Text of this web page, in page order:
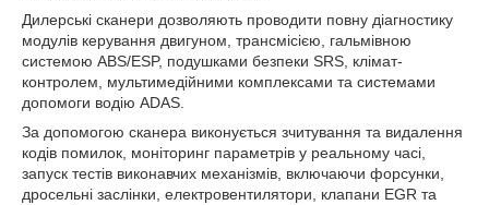
Дилерські сканери дозволяють проводити повну діагностику
модулів керування двигуном, трансмісією, гальмівною
системою ABS/ESP, подушками безпеки SRS, клімат-
контролем, мультимедійними комплексами та системами
допомоги водію ADAS.
За допомогою сканера виконується зчитування та видалення
кодів помилок, моніторинг параметрів у реальному часі,
запуск тестів виконавчих механізмів, включаючи форсунки,
дросельні заслінки, електровентилятори, клапани EGR та